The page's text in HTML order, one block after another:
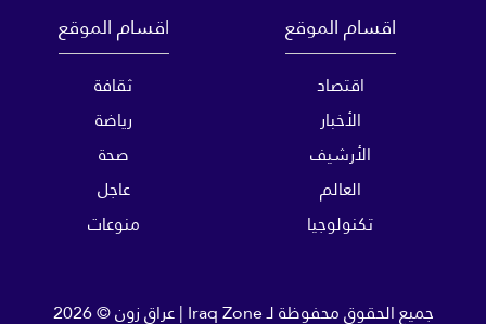
اقسام الموقع
اقتصاد
الأخبار
الأرشيف
العالم
تكنولوجيا
اقسام الموقع
ثقافة
رياضة
صحة
عاجل
منوعات
جميع الحقوق محفوظة لـIraq Zone | عراق زون © 2026